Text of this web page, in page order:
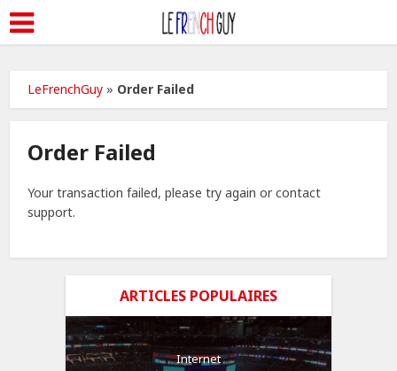
LeFrenchGuy » Order Failed
Order Failed
Your transaction failed, please try again or contact
support.
ARTICLES POPULAIRES
Internet